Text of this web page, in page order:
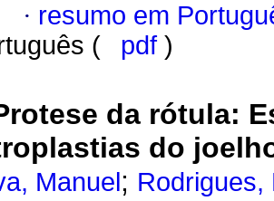
· resumo em
(
pdf )
da rótula:
do
Manuel ; Rodrigues,